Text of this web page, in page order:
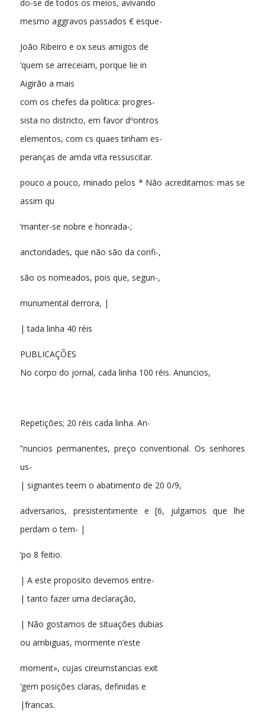
do-se de todos os meios, avivando
mesmo aggravos passados € esque-
João Ribeiro e ox seus amigos de
‘quem se arreceiam, porque lie in
Aigirão a mais
com os chefes da politica: progres-
sista no districto, em favor dºontros
elementos, com cs quaes tinham es-
peranças de amda vita ressuscitar.
pouco a pouco, minado pelos * Não acreditamos: mas se
assim qu
‘manter-se nobre e honrada-;
anctoridades, que não são da confi-,
são os nomeados, pois que, segun-,
munumental derrora, |
| tada linha 40 réis
PUBLICAÇÕES
No corpo do jornal, cada linha 100 réis. Anuncios,
Repetições; 20 réis cada linha. An-
”nuncios permanentes, preço conventional. Os senhores
us-
| signantes teem o abatimento de 20 0/9,
adversarios, presistentimente e [6, julgamos que lhe
perdam o tem- |
‘po 8 feitio.
| A este proposito devemos entre-
| tanto fazer uma declaração,
| Não gostamos de situações dubias
ou ambiguas, mormente n’este
moment», cujas cireumstancias exit
‘gem posições claras, definidas e
|francas.